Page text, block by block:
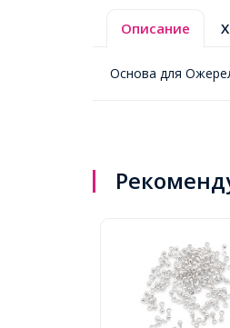
Описание
Основа для